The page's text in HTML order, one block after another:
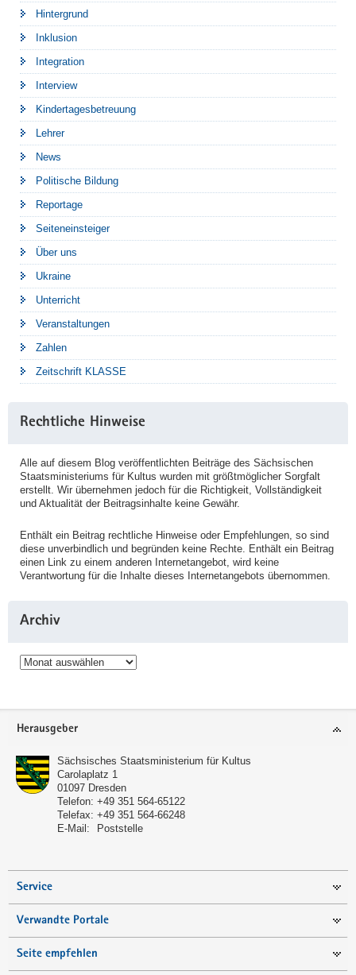
Hintergrund
Inklusion
Integration
Interview
Kindertagesbetreuung
Lehrer
News
Politische Bildung
Reportage
Seiteneinsteiger
Über uns
Ukraine
Unterricht
Veranstaltungen
Zahlen
Zeitschrift KLASSE
Rechtliche Hinweise
Alle auf diesem Blog veröffentlichten Beiträge des Sächsischen
Staatsministeriums für Kultus wurden mit größtmöglicher Sorgfalt
erstellt. Wir übernehmen jedoch für die Richtigkeit, Vollständigkeit
und Aktualität der Beitragsinhalte keine Gewähr.
Enthält ein Beitrag rechtliche Hinweise oder Empfehlungen, so sind
diese unverbindlich und begründen keine Rechte. Enthält ein Beitrag
einen Link zu einem anderen Internetangebot, wird keine
Verantwortung für die Inhalte dieses Internetangebots übernommen.
Archiv
Archiv
Service
Herausgeber
Sächsisches Staatsministerium für Kultus
Carolaplatz 1
01097 Dresden
Telefon: +49 351 564-65122
Telefax: +49 351 564-66248
E-Mail:
Poststelle
Service
Verwandte Portale
Seite empfehlen